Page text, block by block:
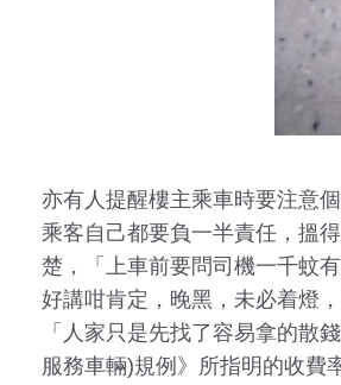
亦有人提醒樓主乘車時要注意
乘客自己都要負一半責任，搵
楚，「上車前要問司機一千蚊
好講咁肯定，晚黑，未必着燈
「人家只是先找了容易拿的散
服務車輛)規例》所指明的收費